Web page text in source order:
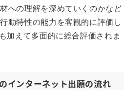
への理解を深めていくのかなど
動特性の能力を客観的に評価し
加えて多面的に総合評価されま
インターネット出願の流れ